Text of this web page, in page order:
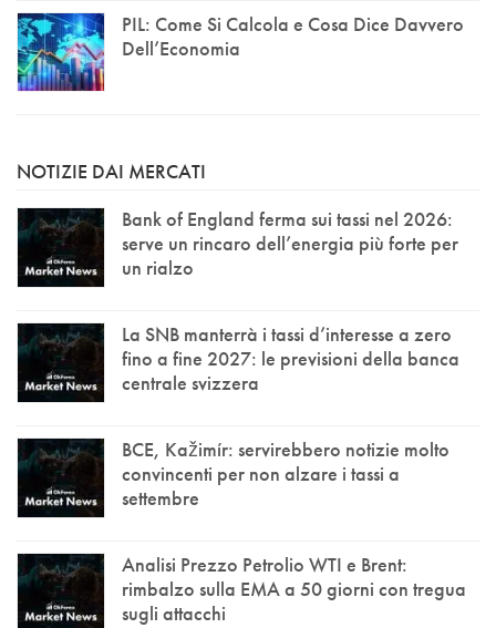
PIL: Come Si Calcola e Cosa Dice Davvero
Dell’Economia
NOTIZIE DAI MERCATI
Bank of England ferma sui tassi nel 2026:
serve un rincaro dell’energia più forte per
un rialzo
La SNB manterrà i tassi d’interesse a zero
fino a fine 2027: le previsioni della banca
centrale svizzera
BCE, Kažimír: servirebbero notizie molto
convincenti per non alzare i tassi a
settembre
Analisi Prezzo Petrolio WTI e Brent:
rimbalzo sulla EMA a 50 giorni con tregua
sugli attacchi